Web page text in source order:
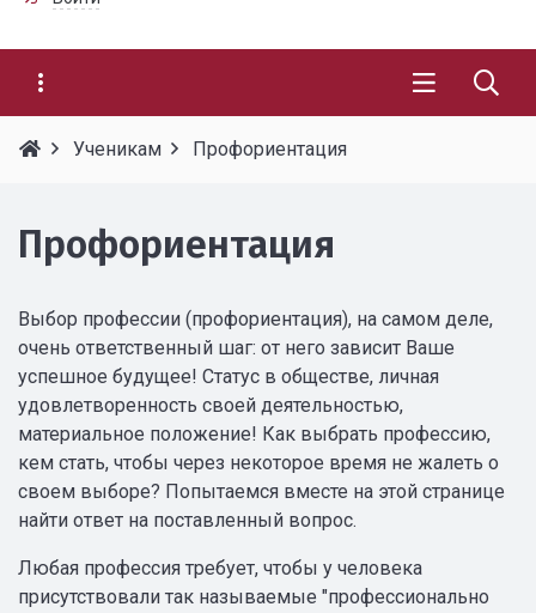
Ученикам Профориентация
Профориентация
Выбор профессии (профориентация), на самом деле,
очень ответственный шаг: от него зависит Ваше
успешное будущее! Статус в обществе, личная
удовлетворенность своей деятельностью,
материальное положение! Как выбрать профессию,
кем стать, чтобы через некоторое время не жалеть о
своем выборе? Попытаемся вместе на этой странице
найти ответ на поставленный вопрос.
Любая профессия требует, чтобы у человека
присутствовали так называемые "профессионально